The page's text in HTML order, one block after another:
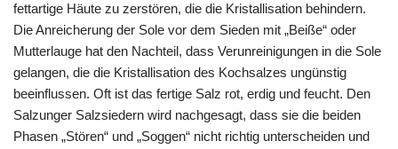
fettartige Häute zu zerstören, die die Kristallisation behindern.
Die Anreicherung der Sole vor dem Sieden mit „Beiße“ oder
Mutterlauge hat den Nachteil, dass Verunreinigungen in die Sole
gelangen, die die Kristallisation des Kochsalzes ungünstig
beeinflussen. Oft ist das fertige Salz rot, erdig und feucht. Den
Salzunger Salzsiedern wird nachgesagt, dass sie die beiden
Phasen „Stören“ und „Soggen“ nicht richtig unterscheiden und